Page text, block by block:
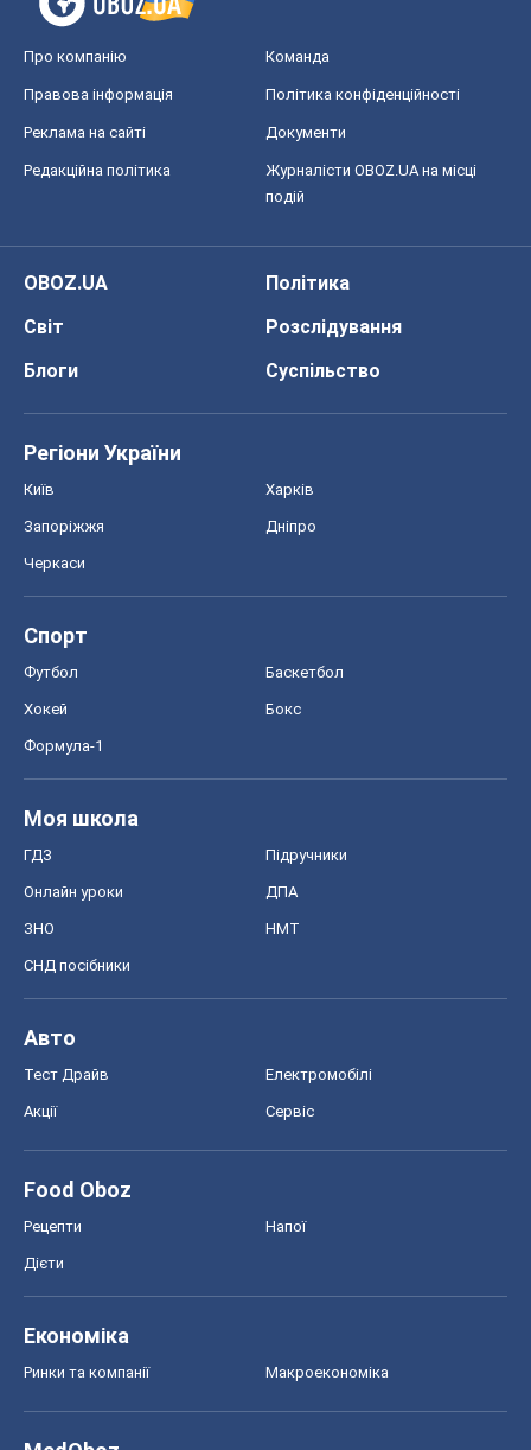
Про компанію Команда
Правова інформація Політика конфіденційності
Реклама на сайті Документи
Редакційна політика
Журналісти OBOZ.UA на місці
подій
OBOZ.UA
Політика
Світ
Розслідування
Блоги
Суспільство
Регіони України
Київ Харків
Запоріжжя Дніпро
Черкаси
Спорт
Футбол Баскетбол
Хокей Бокс
Формула-1
Моя школа
ГДЗ Підручники
Онлайн уроки ДПА
ЗНО НМТ
СНД посібники
Авто
Тест Драйв Електромобілі
Акції Сервіс
Food Oboz
Рецепти Напої
Дієти
Економіка
Ринки та компанії Макроекономіка